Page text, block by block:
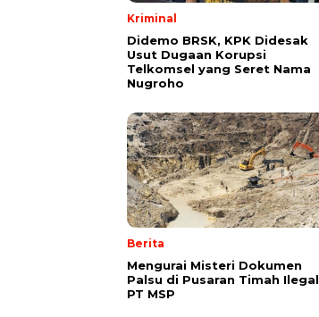
Kriminal
Didemo BRSK, KPK Didesak
Usut Dugaan Korupsi
Telkomsel yang Seret Nama
Nugroho
Berita
Mengurai Misteri Dokumen
Palsu di Pusaran Timah Ilegal
PT MSP